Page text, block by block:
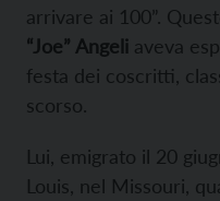
arrivare ai 100”.
“Joe” Angeli aveva
festa dei coscritti,
scorso.
Lui, emigrato il 20
Louis, nel Missouri,